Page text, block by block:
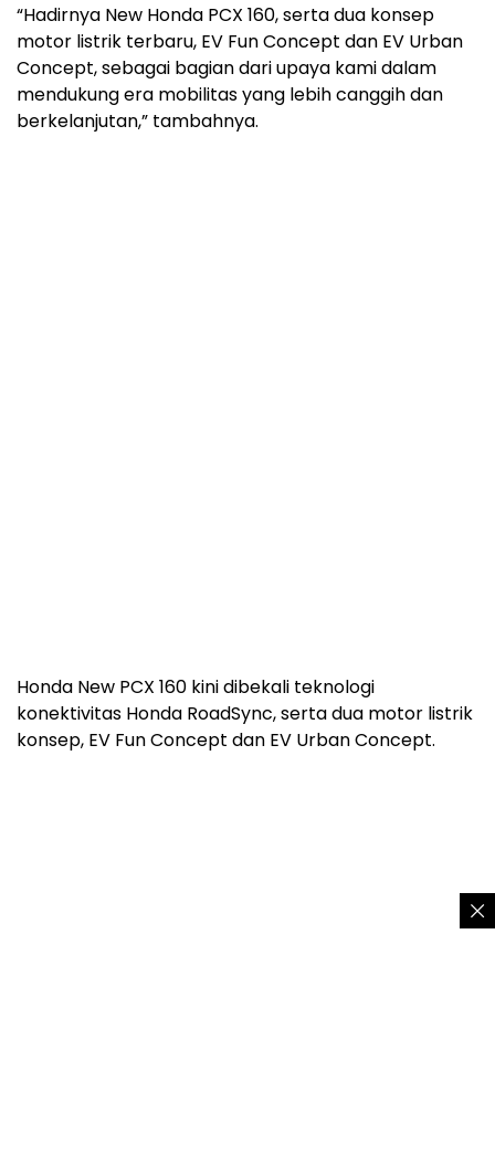
“Hadirnya New Honda PCX 160, serta dua konsep
motor listrik terbaru, EV Fun Concept dan EV Urban
Concept, sebagai bagian dari upaya kami dalam
mendukung era mobilitas yang lebih canggih dan
berkelanjutan,” tambahnya.
Honda New PCX 160 kini dibekali teknologi
konektivitas Honda RoadSync, serta dua motor listrik
konsep, EV Fun Concept dan EV Urban Concept.